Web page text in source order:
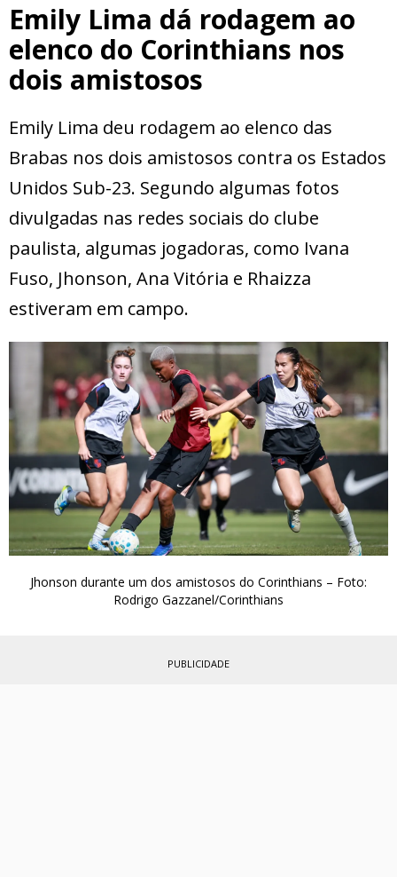
Emily Lima dá rodagem ao
elenco do Corinthians nos
dois amistosos
Emily Lima deu rodagem ao elenco das
Brabas nos dois amistosos contra os Estados
Unidos Sub-23. Segundo algumas fotos
divulgadas nas redes sociais do clube
paulista, algumas jogadoras, como Ivana
Fuso, Jhonson, Ana Vitória e Rhaizza
estiveram em campo.
Jhonson durante um dos amistosos do Corinthians – Foto:
Rodrigo Gazzanel/Corinthians
PUBLICIDADE